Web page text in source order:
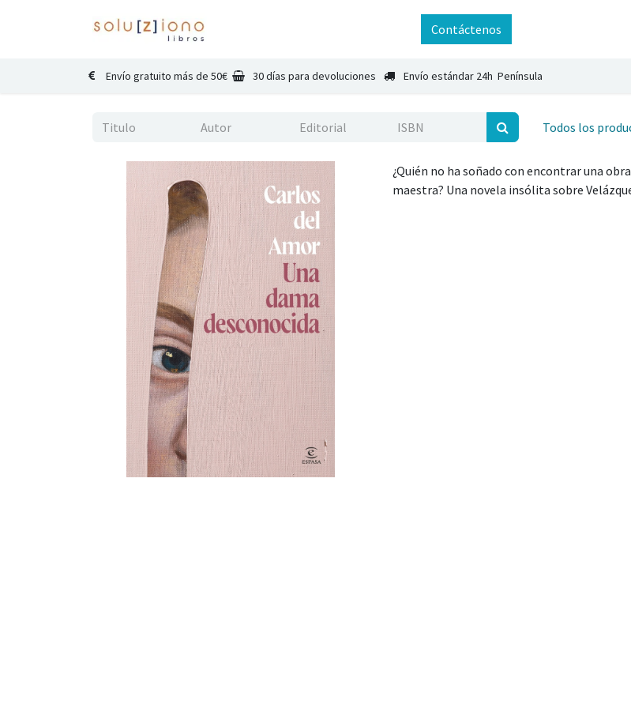
Contáctenos
Envío gratuito más de 50€ 30 días para devoluciones Envío estándar 24h Península
Todos los
¿Quién no ha soñado con encontrar una obra
maestra? Una novela insólita sobre